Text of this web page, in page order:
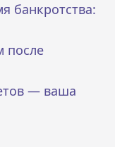
банкротства:
после
— ваша